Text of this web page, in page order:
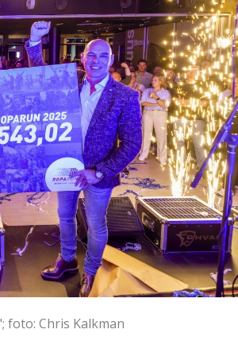
foto: Chris Kalkman